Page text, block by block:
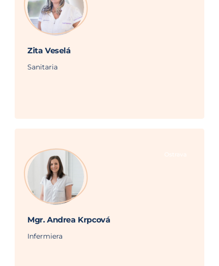
Zita Veselá
Sanitaria
Mgr. Andrea Krpcová
Infermiera